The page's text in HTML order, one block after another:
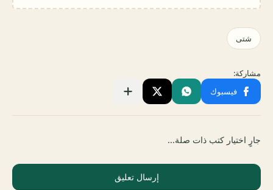
جارٍ اختيار كتب ذات صلة...
إرسال تعليق